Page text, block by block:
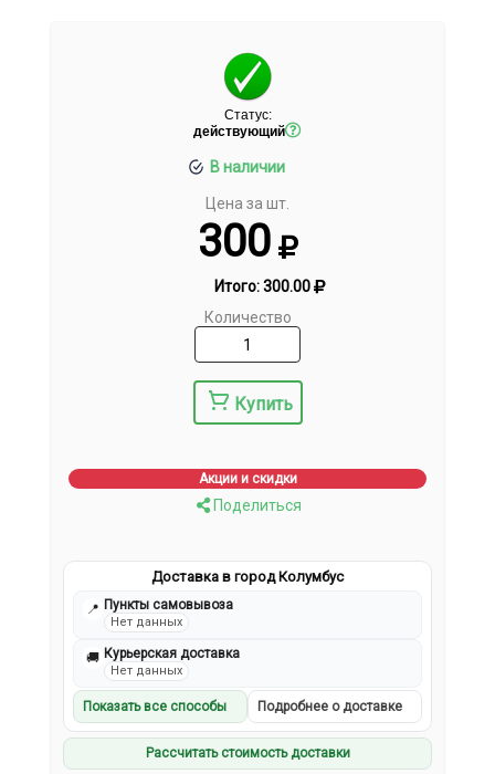
Статус:
действующий
В наличии
Цена за шт.
300
Итого:300.00
Количество
Купить
Акции и скидки
Поделиться
Доставка в город Колумбус
📍 Пункты самовывоза
Нет данных
🚚 Курьерская доставка
Нет данных
Показать все способы Подробнее о доставке
Рассчитать стоимость доставки